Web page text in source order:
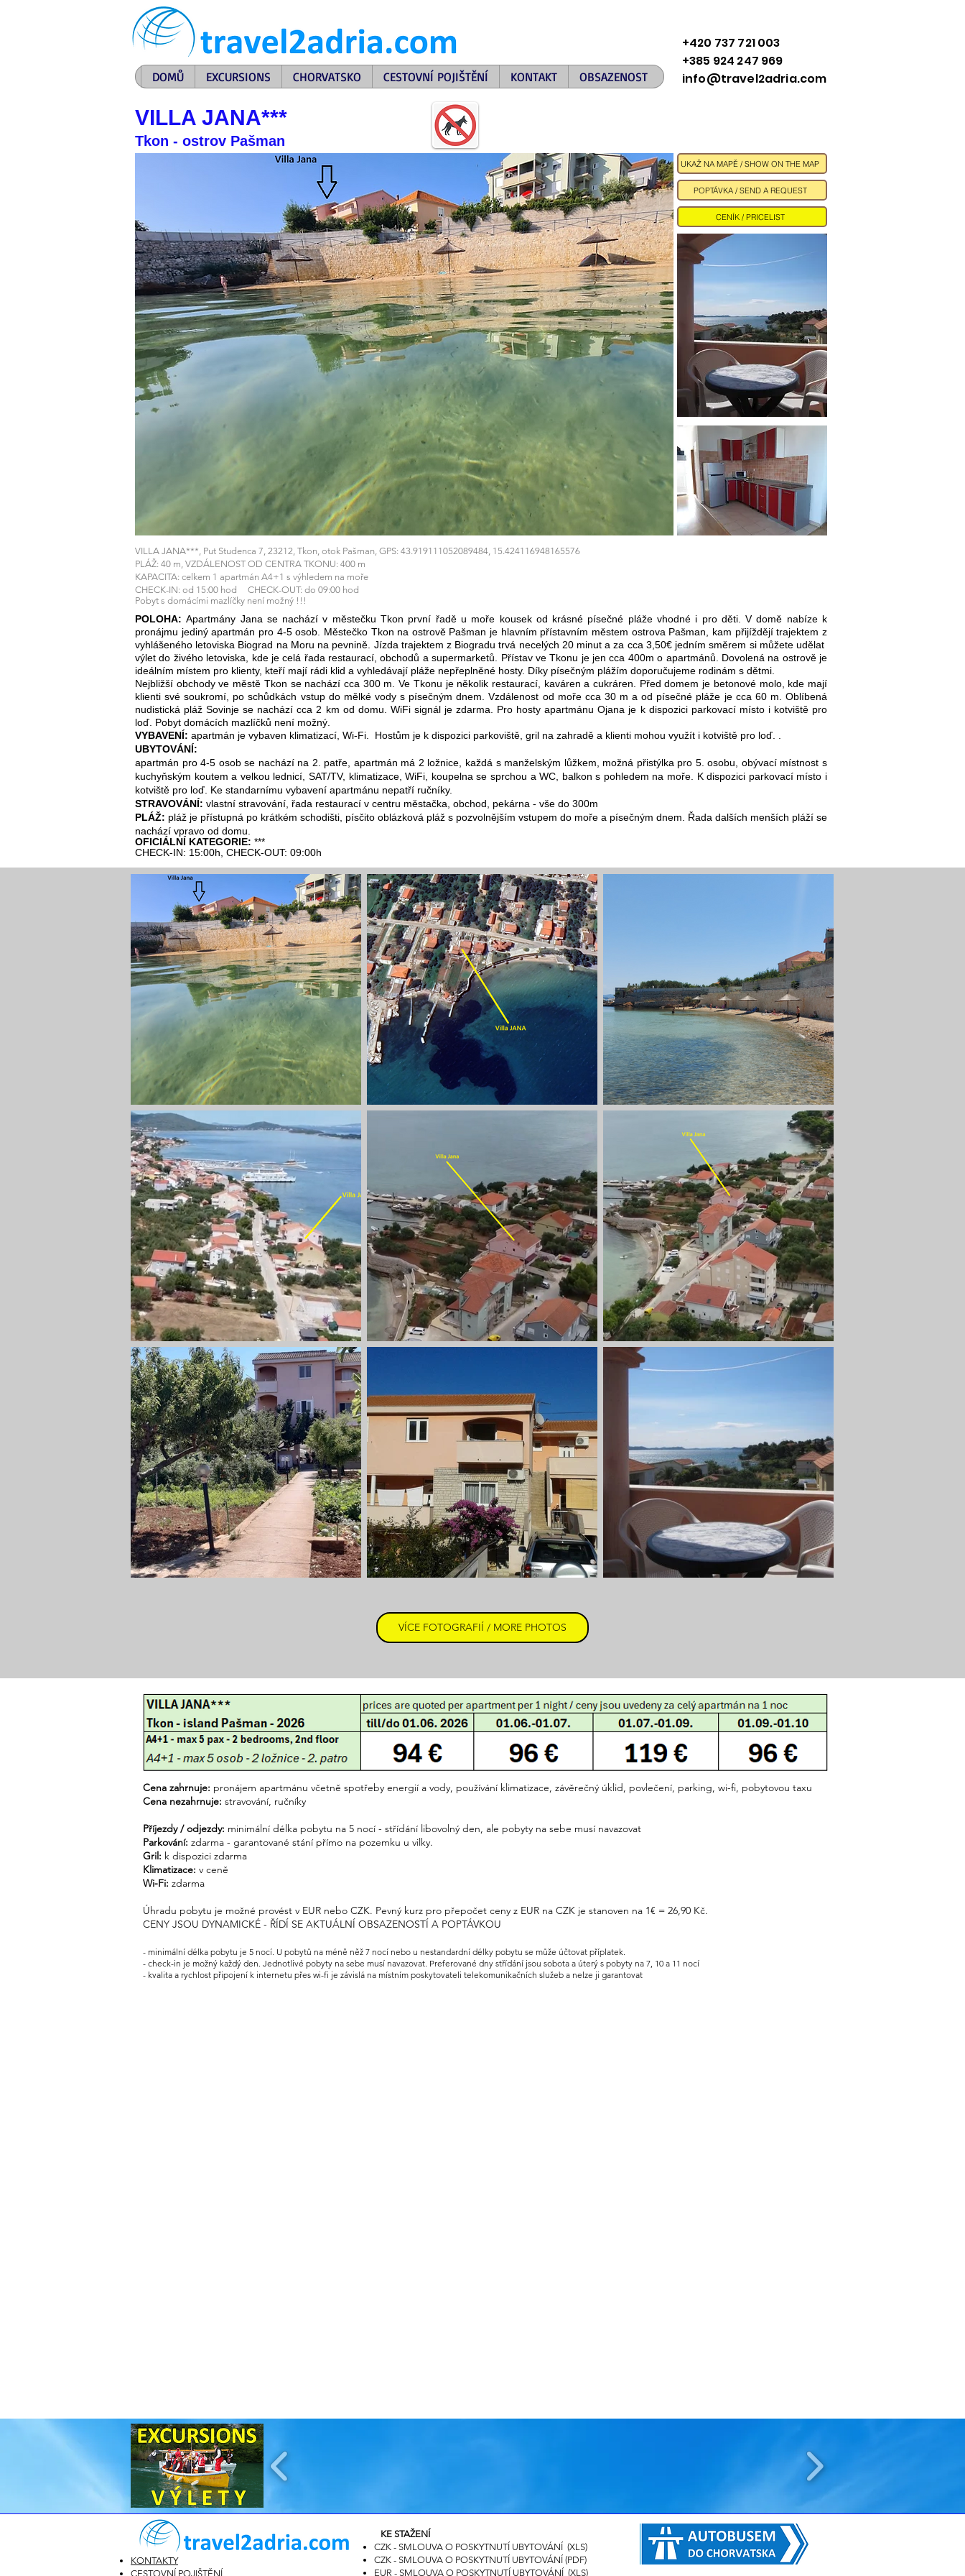
DOMŮ EXCURSIONS CHORVATSKO CESTOVNÍ POJIŠTĚNÍ KONTAKT OBSAZENOST
+420 737 721 003
+385 924 247 969
info@travel2adria.com
VILLA JANA***
Tkon - ostrov Pašman
UKAŽ NA MAPĚ / SHOW ON THE MAP
POPTÁVKA / SEND A REQUEST
CENÍK / PRICELIST
VILLA JANA***, Put Studenca 7, 23212, Tkon, otok Pašman, GPS: 43.919111052089484, 15.424116948165576
PLÁŽ: 40 m, VZDÁLENOST OD CENTRA TKONU: 400 m
KAPACITA: celkem 1 apartmán A4+1 s výhledem na moře
CHECK-IN: od 15:00 hod CHECK-OUT: do 09:00 hod
Pobyt s domácími mazlíčky není možný !!!
POLOHA:Apartmány Jana se nachází v městečku Tkon první řadě u moře kousek od krásné písečné pláže vhodné i pro děti. V domě nabíze k
pronájmu jediný apartmán pro 4-5 osob. Městečko Tkon na ostrově Pašman je hlavním přístavním městem ostrova Pašman, kam přijíždějí trajektem z
vyhlášeného letoviska Biograd na Moru na pevnině. Jízda trajektem z Biogradu trvá necelých 20 minut a za cca 3,50€ jedním směrem si můžete udělat
výlet do živého letoviska, kde je celá řada restaurací, obchodů a supermarketů. Přístav ve Tkonu je jen cca 400m o apartmánů. Dovolená na ostrově je
ideálním místem pro klienty, kteří mají rádi klid a vyhledávají pláže nepřeplněné hosty. Díky písečným plážím doporučujeme rodinám s dětmi.
Nejbližší obchody ve městě Tkon se nachází cca 300 m. Ve Tkonu je několik restaurací, kaváren a cukráren. Před domem je betonové molo, kde mají
klienti své soukromí, po schůdkách vstup do mělké vody s písečným dnem. Vzdálenost od moře cca 30 m a od písečné pláže je cca 60 m. Oblíbená
nudistická pláž Sovinje se nachází cca 2 km od domu. WiFi signál je zdarma. Pro hosty apartmánu Ojana je k dispozici parkovací místo i kotviště pro
loď. Pobyt domácích mazlíčků není možný.
VYBAVENÍ: apartmán je vybaven klimatizací, Wi-Fi. Hostům je k dispozici parkoviště, gril na zahradě a klienti mohou využít i kotviště pro loď. .
UBYTOVÁNÍ:
apartmán pro 4-5 osob se nachází na 2. patře, apartmán má 2 ložnice, každá s manželským lůžkem, možná přistýlka pro 5. osobu, obývací místnost s
kuchyňským koutem a velkou lednicí, SAT/TV, klimatizace, WiFi, koupelna se sprchou a WC, balkon s pohledem na moře. K dispozici parkovací místo i
kotviště pro loď. Ke standarnímu vybavení apartmánu nepatří ručníky.
STRAVOVÁNÍ: vlastní stravování, řada restaurací v centru městačka, obchod, pekárna - vše do 300m
PLÁŽ: pláž je přístupná po krátkém schodišti, písčito oblázková pláž s pozvolnějším vstupem do moře a písečným dnem. Řada dalších menších pláží se
nachází vpravo od domu.
OFICIÁLNÍ KATEGORIE: ***
CHECK-IN: 15:00h, CHECK-OUT: 09:00h​
VÍCE FOTOGRAFIÍ / MORE PHOTOS
Cena zahrnuje: pronájem apartmánu včetně spotřeby energií a vody, používání klimatizace, závěrečný úklid, povlečení, parking, wi-fi, pobytovou taxu
Cena nezahrnuje: stravování​​, ručníky
Příjezdy / odjezdy: minimální délka pobytu na 5 nocí - střídání libovolný den, ale pobyty na sebe musí navazovat
Parkování: zdarma - garantované stání přímo na pozemku u vilky.
Gril: k dispozici zdarma
Klimatizace: v ceně
Wi-Fi: zdarma
Úhradu pobytu je možné provést v EUR nebo CZK. Pevný kurz pro přepočet ceny z EUR na CZK je stanoven na 1€ = 26,90 Kč.
CENY JSOU DYNAMICKÉ - ŘÍDÍ SE AKTUÁLNÍ OBSAZENOSTÍ A POPTÁVKOU
- minimální délka pobytu je 5 nocí. U pobytů na méně něž 7 nocí nebo u nestandardní délky pobytu se může účtovat příplatek.
- check-in je možný každý den. Jednotlivé pobyty na sebe musí navazovat. Preferované dny střídání jsou sobota a úterý s pobyty na 7, 10 a 11 nocí
- kvalita a rychlost připojení k internetu přes wi-fi je závislá na místním poskytovateli telekomunikačních služeb a nelze ji garantovat
KONTAKTY
CESTOVNÍ POJIŠTĚNÍ
KE STAŽENÍ
CZK - SMLOUVA O POSKYTNUTÍ UBYTOVÁNÍ (XLS)
CZK - SMLOUVA O POSKYTNUTÍ UBYTOVÁNÍ (PDF)
EUR - SMLOUVA O POSKYTNUTÍ UBYTOVÁNÍ (XLS)